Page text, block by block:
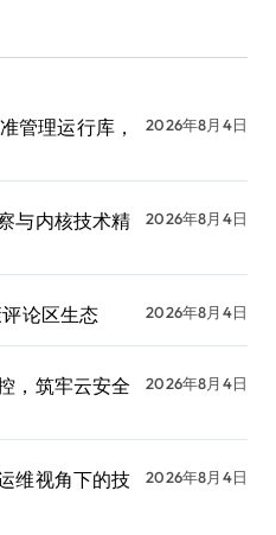
管理运行库，
2026年8月4日
与内核技术精
2026年8月4日
论区生态 2026年8月4日
，筑牢云安全
2026年8月4日
维视角下的技
2026年8月4日